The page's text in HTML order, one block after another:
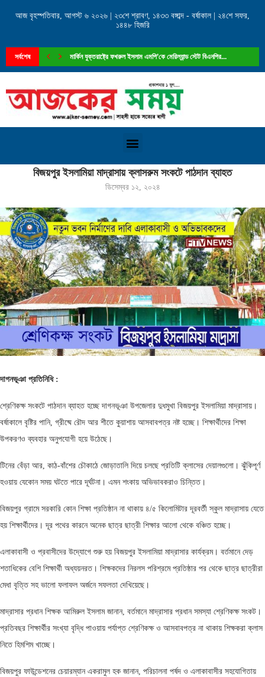
আজ বৃহস্পতিবার, আগস্ট ৬ ২০২৬ | ২৩শে শ্রাবণ, ১৪৩৩ বঙ্গাব্দ - বর্ষাকাল | ২৪শে সফর,
১৪৪৮ হিজরি
সর্বশেষ মার্কিন যুক্তরাষ্ট্রে ফখরুল ইসলাম এমপি’কে মেরিল্যান্ড স্টেট বিএনপির...
বিজয়পুর ইসলামিয়া মাদ্রাসায় ক্লাসরুম সংকটে পাঠদান ব্যাহত
বিজয়পুর ইসলামিয়া মাদ্রাসায় ক্লাসরুম সংকটে পাঠদান ব্যাহত
ডিসেম্বর ১২, ২০২৪
দাগনভূঞা প্রতিনিধি:
শ্রেণিকক্ষ সংকটে পাঠদান ব্যাহত হচ্ছে দাগনভূঞা উপজেলার দুধমুখা বিজয়পুর ইসলামিয়া মাদ্রাসায়।
বর্ষাকালে বৃষ্টির পানি, গ্রীষ্মে রৌদ আর শীতে কুয়াশায় আসবাবপত্র নষ্ট হচ্ছে। শিক্ষার্থীদের শিক্ষা
উপকরণও ব্যবহার অনুপযোগী হয়ে উঠেছে।
টিনের বেঁড়া আর, কাঠ-বাঁশের চৌকাঠে জোড়াতালি দিয়ে চলছে প্রতিটি ক্লাসের দেয়ালগুলো। ঝুঁকিপূর্ণ
হওয়ায় যেকোন সময় ঘটতে পারে দূর্ঘটনা। এমন শংকায় অভিভাবকরাও চিন্তিত।
বিজয়পুর গ্রামে সরকারি কোন শিক্ষা প্রতিষ্ঠান না থাকায় ৪/৫ কিলোমিটার দূরবর্তী স্কুল মাদ্রাসায় যেতে
হয় শিক্ষার্থীদের। দূর পথের কারনে অনেক ছাত্র ছাত্রী শিক্ষার আলো থেকে বঞ্চিত হচ্ছে।
এলাকাবাসী ও প্রবাসীদের উদ্যোগে শুরু হয় বিজয়পুর ইসলামিয়া মাদ্রাসার কার্যক্রম। বর্তমানে দেড়
শতাধিকের বেশি শিক্ষার্থী অধ্যয়নরত। শিক্ষকদের নিরলস পরিশ্রমে প্রতিষ্ঠার পর থেকে ছাত্র ছাত্রীরা
মেধা বৃত্তি সহ ভালো ফলাফল অর্জনে সফলতা দেখিয়েছে।
মাদ্রাসার প্রধান শিক্ষক আমিরুল ইসলাম জানান, বর্তমানে মাদ্রাসার প্রধান সমস্যা শ্রেণিকক্ষ সংকট।
প্রতিবছর শিক্ষার্থীর সংখ্যা বৃদ্ধি পাওয়ায় পর্যাপ্ত শ্রেণিকক্ষ ও আসবাবপত্র না থাকায় শিক্ষকরা ক্লাস
নিতে হিমশিম খাচ্ছে।
বিজয়পুর ফাউন্ডেশনের চেয়ারম্যান একরামুল হক জানান, পরিচালনা পর্ষদ ও এলাকাবাসীর সহযোগিতায়